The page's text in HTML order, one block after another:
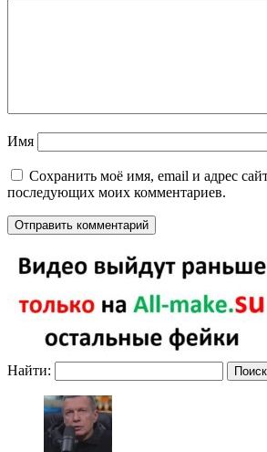
Имя
Сохранить моё имя, email и адрес
последующих моих комментариев.
Найти: